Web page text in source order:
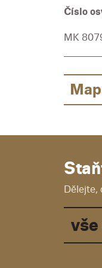
Číslo
MK
Dělejte,